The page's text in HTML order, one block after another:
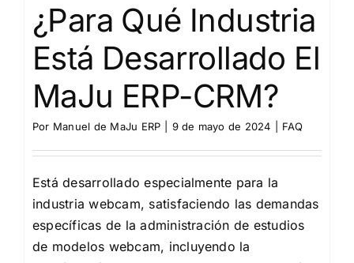
¿Para Qué Industria
Está Desarrollado El
MaJu ERP-CRM?
Por Manuel de MaJu ERP 9 de mayo de 2024 FAQ
Está desarrollado especialmente para la
industria webcam, satisfaciendo las demandas
específicas de la administración de estudios
de modelos webcam, incluyendo la